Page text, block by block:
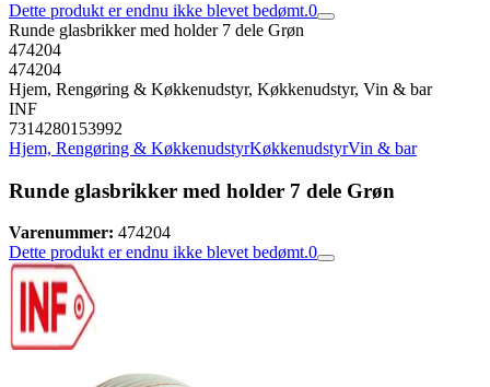
Dette produkt er endnu ikke blevet bedømt.0
Runde glasbrikker med holder 7 dele Grøn
474204
474204
Hjem, Rengøring & Køkkenudstyr, Køkkenudstyr, Vin & bar
INF
7314280153992
Hjem, Rengøring & KøkkenudstyrKøkkenudstyrVin & bar
Runde glasbrikker med holder 7 dele Grøn
Varenummer: 474204
Dette produkt er endnu ikke blevet bedømt.0